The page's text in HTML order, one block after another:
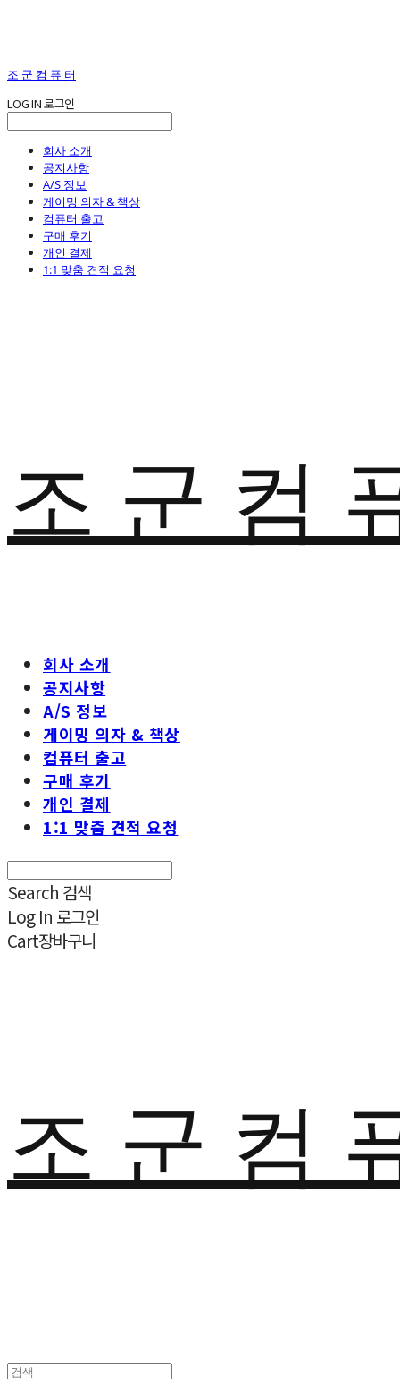
조 군 컴 퓨 터
LOG IN로그인
회사 소개
공지사항
A/S 정보
게이밍 의자 & 책상
컴퓨터 출고
구매 후기
개인 결제
1:1 맞춤 견적 요청
조 군 컴
회사 소개
공지사항
A/S 정보
게이밍 의자 & 책상
컴퓨터 출고
구매 후기
개인 결제
1:1 맞춤 견적 요청
Search 검색
Log In 로그인
Cart장바구니
조 군 컴